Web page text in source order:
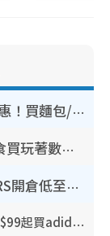
長者優惠｜OK便利店推樂悠咭優惠！買麵包/牛奶/保健品拍卡即減
【8月生日優惠2026】全港85大食買玩著數攻略 自助餐/火鍋放題同行免費＋誠品/DONKI送現金券
開倉優惠｜銅鑼灣MICHAEL KORS開倉低至17折！直擊$500起買手袋/銀包/鞋款 必買經典Jet Set系列
開倉優惠｜馬拉松開倉低至3折！直擊$99起買adidas／New Balance／Puma鞋款 STANLEY保溫杯劈價至$119起